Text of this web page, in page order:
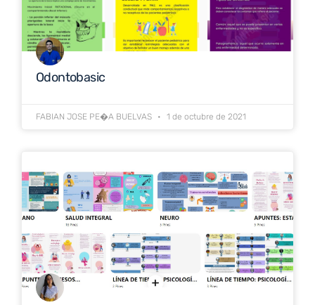
Odontobasic
FABIAN JOSE PE�A BUELVAS 1 de octubre de 2021